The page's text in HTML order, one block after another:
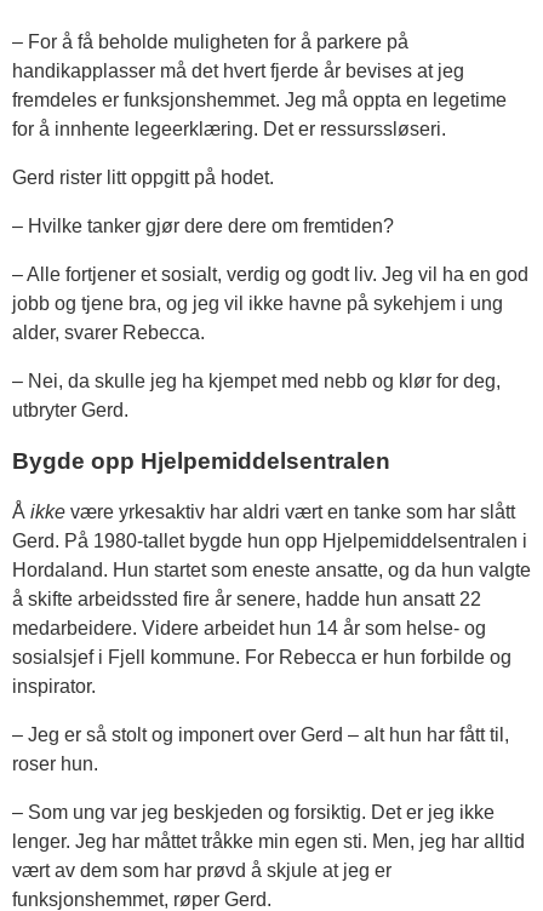
– For å få beholde muligheten for å parkere på
handikapplasser må det hvert fjerde år bevises at jeg
fremdeles er funksjonshemmet. Jeg må oppta en legetime
for å innhente legeerklæring. Det er ressurssløseri.
Gerd rister litt oppgitt på hodet.
– Hvilke tanker gjør dere dere om fremtiden?
– Alle fortjener et sosialt, verdig og godt liv. Jeg vil ha en god
jobb og tjene bra, og jeg vil ikke havne på sykehjem i ung
alder, svarer Rebecca.
– Nei, da skulle jeg ha kjempet med nebb og klør for deg,
utbryter Gerd.
Bygde opp Hjelpemiddelsentralen
Å ikke være yrkesaktiv har aldri vært en tanke som har slått
Gerd. På 1980-tallet bygde hun opp Hjelpemiddelsentralen i
Hordaland. Hun startet som eneste ansatte, og da hun valgte
å skifte arbeidssted fire år senere, hadde hun ansatt 22
medarbeidere. Videre arbeidet hun 14 år som helse- og
sosialsjef i Fjell kommune. For Rebecca er hun forbilde og
inspirator.
– Jeg er så stolt og imponert over Gerd – alt hun har fått til,
roser hun.
– Som ung var jeg beskjeden og forsiktig. Det er jeg ikke
lenger. Jeg har måttet tråkke min egen sti. Men, jeg har alltid
vært av dem som har prøvd å skjule at jeg er
funksjonshemmet, røper Gerd.